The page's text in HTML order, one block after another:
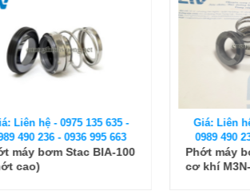
Giá: Liên hệ - 0975 135 635 -
0989 490 236 - 0936 995 663
Phớt máy bơmTeral, phớt
cơ khí M3N-18
Giá:
0989
Phớt
2T